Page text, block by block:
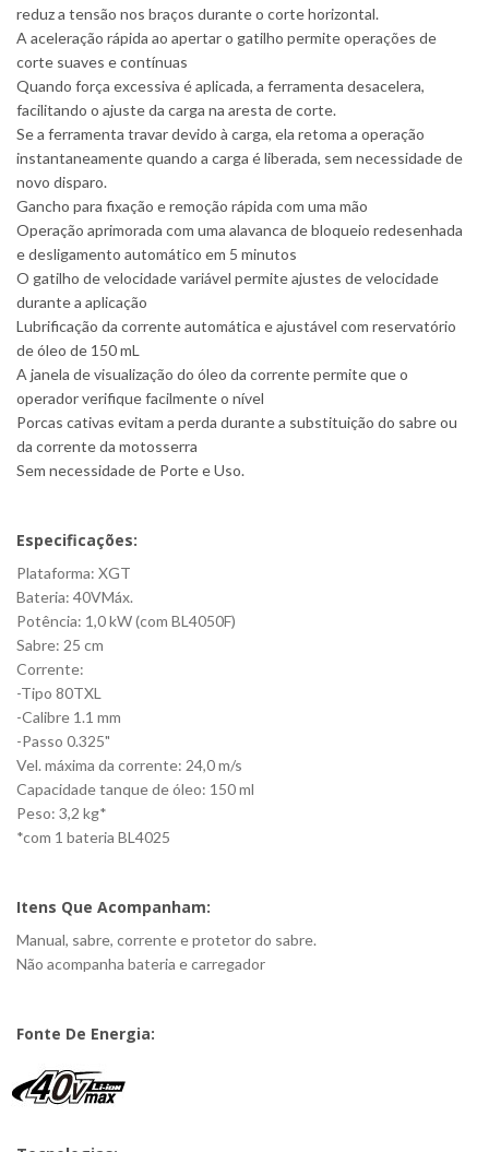
reduz a tensão nos braços durante o corte horizontal.
A aceleração rápida ao apertar o gatilho permite operações de
corte suaves e contínuas
Quando força excessiva é aplicada, a ferramenta desacelera,
facilitando o ajuste da carga na aresta de corte.
Se a ferramenta travar devido à carga, ela retoma a operação
instantaneamente quando a carga é liberada, sem necessidade de
novo disparo.
Gancho para fixação e remoção rápida com uma mão
Operação aprimorada com uma alavanca de bloqueio redesenhada
e desligamento automático em 5 minutos
O gatilho de velocidade variável permite ajustes de velocidade
durante a aplicação
Lubrificação da corrente automática e ajustável com reservatório
de óleo de 150 mL
A janela de visualização do óleo da corrente permite que o
operador verifique facilmente o nível
Porcas cativas evitam a perda durante a substituição do sabre ou
da corrente da motosserra
Sem necessidade de Porte e Uso.
Especificações:
Plataforma: XGT
Bateria: 40VMáx.
Potência: 1,0 kW (com BL4050F)
Sabre: 25 cm
Corrente:
-Tipo 80TXL
-Calibre 1.1 mm
-Passo 0.325"
Vel. máxima da corrente: 24,0 m/s
Capacidade tanque de óleo: 150 ml
Peso: 3,2 kg*
*com 1 bateria BL4025
Itens Que Acompanham:
Manual, sabre, corrente e protetor do sabre.
Não acompanha bateria e carregador
Fonte De Energia: